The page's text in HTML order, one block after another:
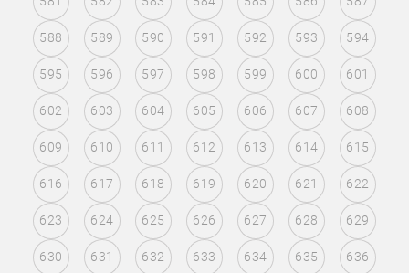
588 589 590 591 592 593 594
595 596 597 598 599 600 601
602 603 604 605 606 607 608
609 610 611 612 613 614 615
616 617 618 619 620 621 622
623 624 625 626 627 628 629
630 631 632 633 634 635 636